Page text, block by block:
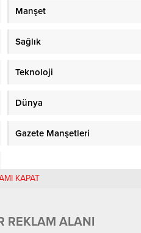
Manşet
Sağlık
Teknoloji
Dünya
Gazete Manşetleri
KAPAT
REKLAM ALANI